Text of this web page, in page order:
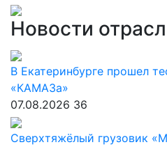
Новости
В Екатеринбурге прошел
«КАМАЗа»
07.08.2026 36
Сверхтяжёлый грузовик